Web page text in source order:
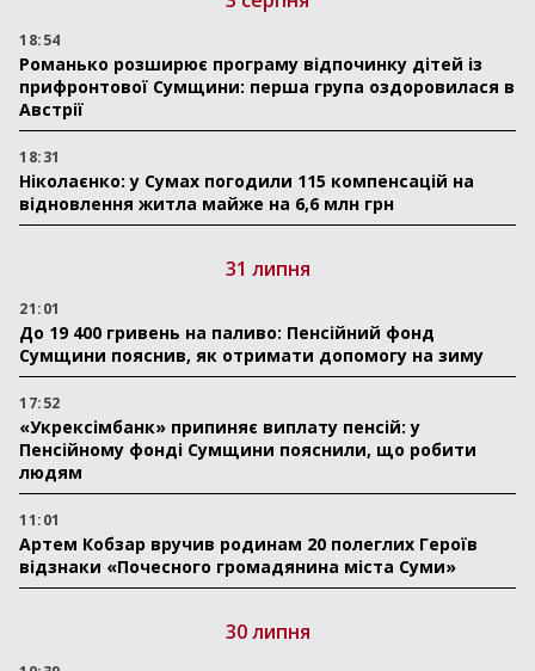
18:54
Романько розширює програму відпочинку дітей із
прифронтової Сумщини: перша група оздоровилася в
Австрії
18:31
Ніколаєнко: у Сумах погодили 115 компенсацій на
відновлення житла майже на 6,6 млн грн
31 липня
21:01
До 19 400 гривень на паливо: Пенсійний фонд
Сумщини пояснив, як отримати допомогу на зиму
17:52
«Укрексімбанк» припиняє виплату пенсій: у
Пенсійному фонді Сумщини пояснили, що робити
людям
11:01
Артем Кобзар вручив родинам 20 полеглих Героїв
відзнаки «Почесного громадянина міста Суми»
30 липня